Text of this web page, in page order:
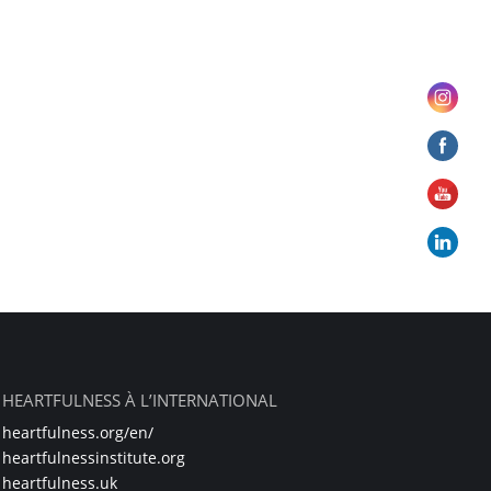
HEARTFULNESS À L’INTERNATIONAL
heartfulness.org/en/
heartfulnessinstitute.org
heartfulness.uk